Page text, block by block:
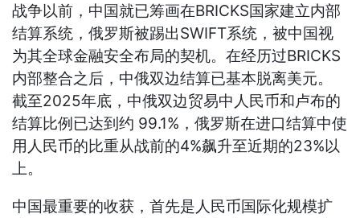
战争以前，中国就已筹画在BRICKS国家建立内部
结算系统，俄罗斯被踢出SWIFT系统，被中国视
为其全球金融安全布局的契机。在经历过BRICKS
内部整合之后，中俄双边结算已基本脱离美元。
截至2025年底，中俄双边贸易中人民币和卢布的
结算比例已达到约 99.1%，俄罗斯在进口结算中使
用人民币的比重从战前的4%飙升至近期的23%以
上。
中国最重要的收获，首先是人民币国际化规模扩